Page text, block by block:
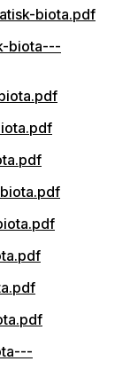
biota.pdf
biota---